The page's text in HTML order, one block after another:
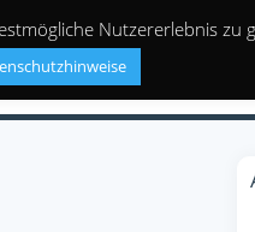
Nutzererlebnis zu